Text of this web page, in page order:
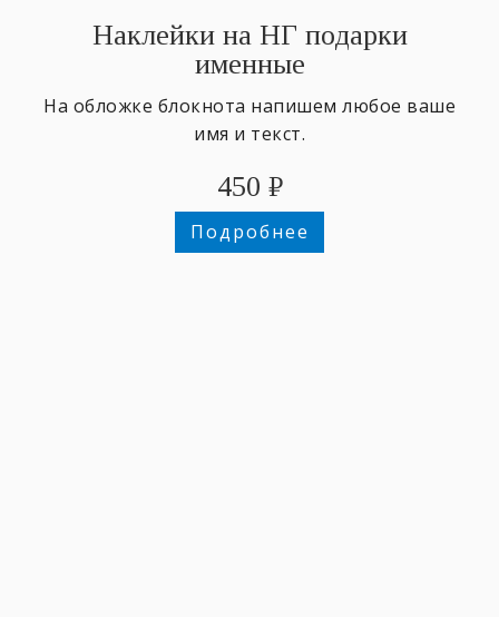
Наклейки на НГ подарки
именные
На обложке блокнота напишем любое ваше
имя и текст.
450 ₽
Подробнее